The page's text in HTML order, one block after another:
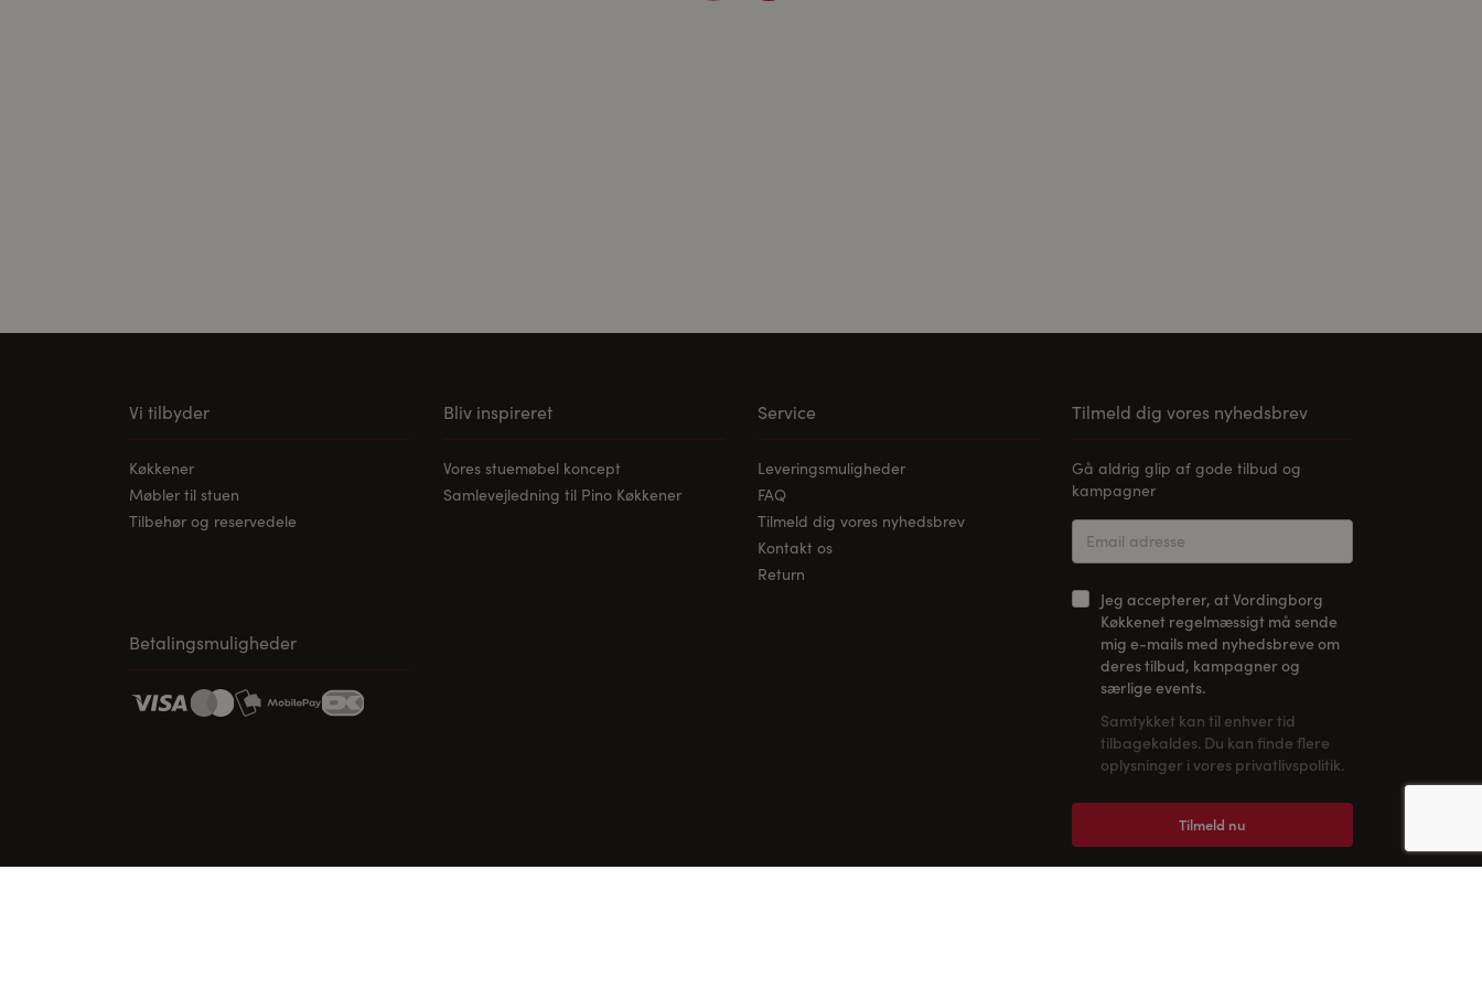
Vi tilbyder
Køkkener
Møbler til stuen
Tilbehør og reservedele
Bliv inspireret
Vores stuemøbel koncept
Samlevejledning til Pino Køkkener
Service
Leveringsmuligheder
FAQ
Tilmeld dig vores nyhedsbrev
Kontakt os
Return
Tilmeld dig vores nyhedsbrev
Gå aldrig glip af gode tilbud og
kampagner
Jeg accepterer, at Vordingborg
Køkkenet regelmæssigt må sende
mig e-mails med nyhedsbreve om
deres tilbud, kampagner og
særlige events.
Samtykket kan til enhver tid
tilbagekaldes. Du kan finde flere
oplysninger i vores privatlivspolitik.
Tilmeld nu
Betalingsmuligheder